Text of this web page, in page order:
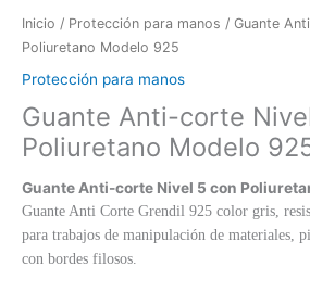
Inicio / Protección para manos / Guante
Poliuretano Modelo 925
Protección para manos
Guante Anti-corte
Poliuretano Modelo
Guante Anti-corte Nivel 5 con
Guante Anti Corte Grendil 925 color gris,
para trabajos de manipulación de materiales,
con bordes filosos.